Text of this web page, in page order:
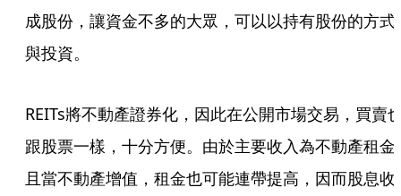
成股份，讓資金不多的大眾，可以以持有股份的方式
與投資。
REITs將不動產證券化，因此在公開市場交易，買賣
跟股票一樣，十分方便。由於主要收入為不動產租金
且當不動產增值，租金也可能連帶提高，因而股息收